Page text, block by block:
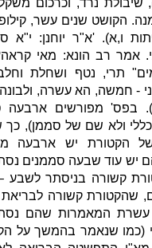
נרד,וכרכום
.הקושט שנים עשר,
ו, א). 'א "ר יוחנן:י"
א
אמר רב הונא:מאי קראה?
"תרי,נטף ושחלת
- חמשה,הא עשרה,ולבונה
בפס'מפורשים ארבעה
ולא שם של סממן),כך
הקטורת יש ארבעה
יש עוד שבעה סממנים
קשורה בניסתר לשבע –
שהקטורת קשורה לבריאת
המאמרות שהם
כמו שנאמר בהמשך על